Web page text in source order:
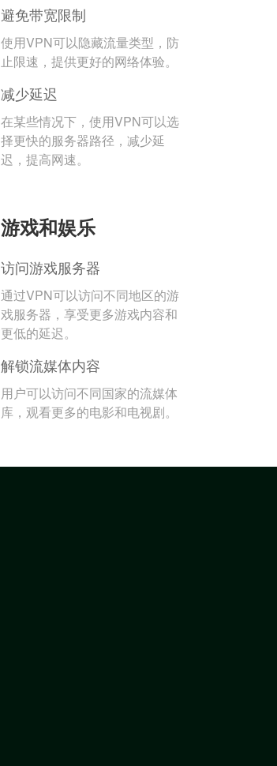
避免带宽限制
使用VPN可以隐藏流量类型，防
止限速，提供更好的网络体验。
减少延迟
在某些情况下，使用VPN可以选
择更快的服务器路径，减少延
迟，提高网速。
游戏和娱乐
访问游戏服务器
通过VPN可以访问不同地区的游
戏服务器，享受更多游戏内容和
更低的延迟。
解锁流媒体内容
用户可以访问不同国家的流媒体
库，观看更多的电影和电视剧。